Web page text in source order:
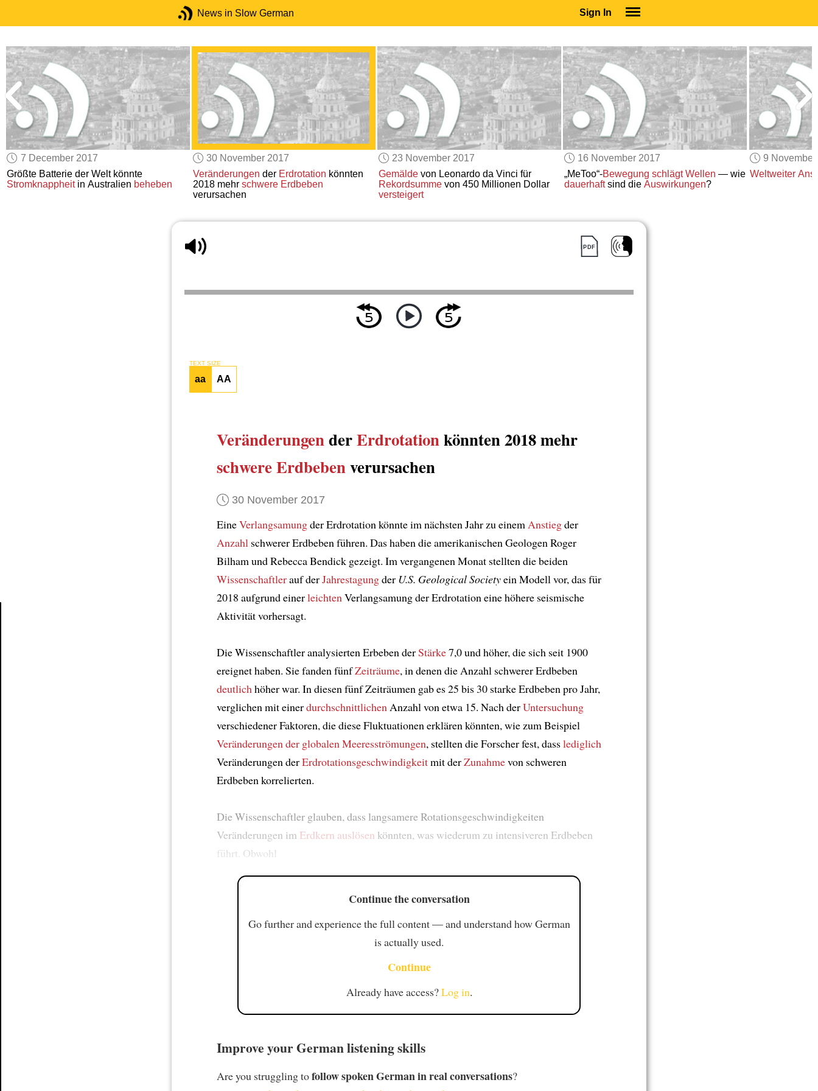
News in Slow German Sign In
SUBSCRIBE
EDUCATIONAL LICENSES
GIFT CARDS
OTHER LANGUAGES
ABOUT US
ALEXA
ADJUST COLORS
7 December 2017
Größte Batterie der Welt könnte
Stromknappheitin Australien beheben
30 November 2017
Veränderungen der Erdrotation könnten
2018 mehr schwere Erdbeben
verursachen
23 November 2017
Gemäldevon Leonardo da Vinci für
Rekordsummevon 450 Millionen Dollar
versteigert
16 November 2017
„MeToo“-Bewegung schlägt Wellen — wie
dauerhaftsind die Auswirkungen?
9
Weltweiter
TEXT SIZE
aa AA
VeränderungenderErdrotationkönnten 2018 mehr
schwereErdbebenverursachen
30 November 2017
EineVerlangsamungder Erdrotation könnte im nächsten Jahr zu einemAnstiegder
Anzahl schwerer Erdbeben führen. Das haben die amerikanischen Geologen Roger
Bilham und Rebecca Bendick gezeigt. Im vergangenen Monat stellten die beiden
Wissenschaftlerauf derJahrestagungder U.S. Geological Societyein Modell vor, das für
2018 aufgrund einerleichtenVerlangsamung der Erdrotation eine höhere seismische
Aktivität vorhersagt.
Die Wissenschaftler analysierten Erbeben derStärke7,0 und höher, die sich seit 1900
ereignet haben. Sie fanden fünfZeiträume, in denen die Anzahl schwerer Erdbeben
deutlichhöher war. In diesen fünf Zeiträumen gab es 25 bis 30 starke Erdbeben pro Jahr,
verglichen mit einerdurchschnittlichenAnzahl von etwa 15. Nach derUntersuchung
verschiedener Faktoren, die diese Fluktuationen erklären könnten, wie zum Beispiel
Veränderungen der globalen Meeresströmungen, stellten die Forscher fest, dasslediglich
Veränderungen derErdrotationsgeschwindigkeitmit derZunahmevon schweren
Erdbeben korrelierten.
Die Wissenschaftler glauben, dass langsamere Rotationsgeschwindigkeiten
Veränderungen im Erdkern auslösen könnten, was wiederum zu intensiveren Erdbeben
führt. Obwohl
Continue the conversation
Go further and experience the full content — and understand how German
is actually used.
Continue
Already have access?Log in.
Improve your German listening skills
Are you struggling tofollow spoken German in real conversations?